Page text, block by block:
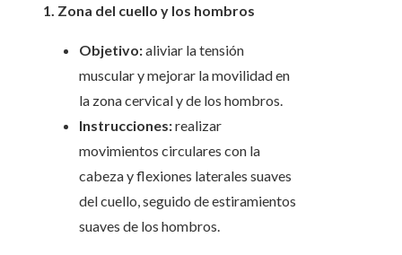
1. Zona del cuello y los hombros
Objetivo:aliviar la tensión
muscular y mejorar la movilidad en
la zona cervical y de los hombros.
Instrucciones:realizar
movimientos circulares con la
cabeza y flexiones laterales suaves
del cuello, seguido de estiramientos
suaves de los hombros.